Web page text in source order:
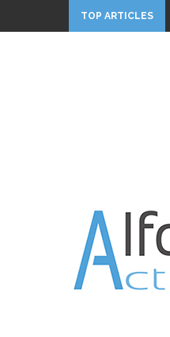
TOP ARTICLES